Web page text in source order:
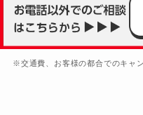
※交通費、お客様の都合でのキャ